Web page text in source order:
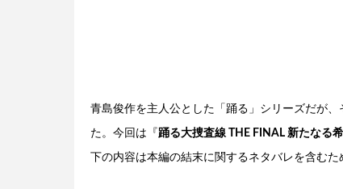
青島俊作を主人公とした「踊る」シリーズだが
た。今回は『 踊る大捜査線 THE FINAL 新たなる
下の内容は本編の結末に関するネタバレを含むた